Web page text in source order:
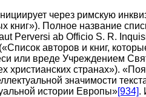
через римскую
книг»). Полное название
Perversi ab Officio S. R.
авторов и книг,
или вреде Учреждением
христианских странах»).
значимости
истории Европы»[934].